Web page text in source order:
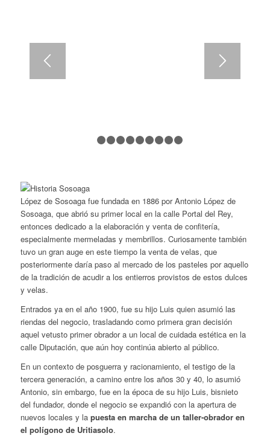
1 2 3 4
López de Sosoaga fue fundada en 1886 por Antonio López de
Sosoaga, que abrió su primer local en la calle Portal del Rey,
entonces dedicado a la elaboración y venta de confitería,
especialmente mermeladas y membrillos. Curiosamente también
tuvo un gran auge en este tiempo la venta de velas, que
posteriormente daría paso al mercado de los pasteles por aquello
de la tradición de acudir a los entierros provistos de estos dulces
y velas.
Entrados ya en el año 1900, fue su hijo Luis quien asumió las
riendas del negocio, trasladando como primera gran decisión
aquel vetusto primer obrador a un local de cuidada estética en la
calle Diputación, que aún hoy continúa abierto al público.
En un contexto de posguerra y racionamiento, el testigo de la
tercera generación, a camino entre los años 30 y 40, lo asumió
Antonio, sin embargo, fue en la época de su hijo Luis, bisnieto
del fundador, donde el negocio se expandió con la apertura de
nuevos locales y la puesta en marcha de un taller-obrador en
el polígono de Uritiasolo.